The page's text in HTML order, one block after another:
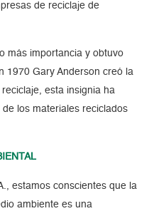
de reciclaje de
más importancia y obtuvo
1970 Gary Anderson creó la
esta insignia ha
los materiales reciclados
estamos conscientes que la
ambiente es una